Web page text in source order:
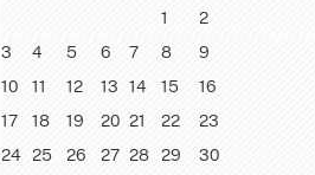
1
2
3
4 5 6 7 8
9
10 11 12 13 14 15
16
17 18 19 20 21 22
23
24 25 26 27 28 29
30